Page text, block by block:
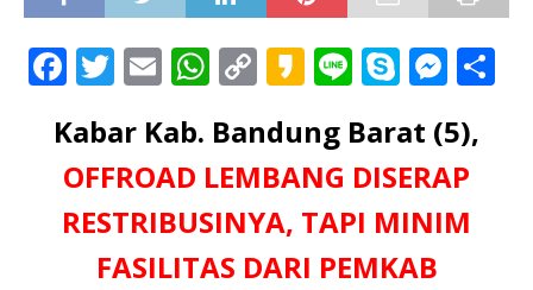
F
c
e
b
T
it
te
r
E
ai
l
W
at
s
A
p
C
p
y
Li
n
K
k
a
o
Li
e
S
y
p
e
M
ss
e
n
Kabar Kab. Bandung Barat (5),
OFFROAD LEMBANG DISERAP
RESTRIBUSINYA, TAPI MINIM
FASILITAS DARI PEMKAB